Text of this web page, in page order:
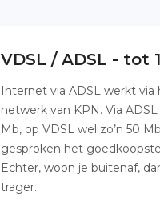
VDSL / ADSL - tot
Internet via ADSL werkt via
netwerk van KPN. Via
Mb, op VDSL wel zo’n 50
gesproken het
Echter, woon je buitenaf,
trager.